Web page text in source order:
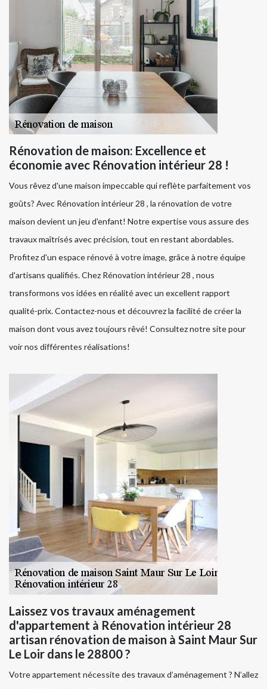
Rénovation de maison: Excellence et
économie avec Rénovation intérieur 28 !
Vous rêvez d'une maison impeccable qui reflète parfaitement vos
goûts? Avec Rénovation intérieur 28 , la rénovation de votre
maison devient un jeu d'enfant! Notre expertise vous assure des
travaux maîtrisés avec précision, tout en restant abordables.
Profitez d'un espace rénové à votre image, grâce à notre équipe
d'artisans qualifiés. Chez Rénovation intérieur 28 , nous
transformons vos idées en réalité avec un excellent rapport
qualité-prix. Contactez-nous et découvrez la facilité de créer la
maison dont vous avez toujours rêvé! Consultez notre site pour
voir nos différentes réalisations!
Laissez vos travaux aménagement
d'appartement à Rénovation intérieur 28
artisan rénovation de maison à Saint Maur Sur
Le Loir dans le 28800 ?
Votre appartement nécessite des travaux d’aménagement ? N’allez